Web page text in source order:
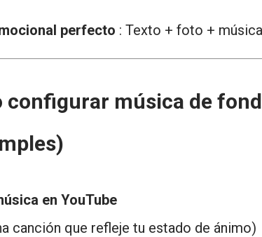
perfecto : Texto + foto +
configurar música de
en YouTube
canción que refleje tu estado de ánimo)